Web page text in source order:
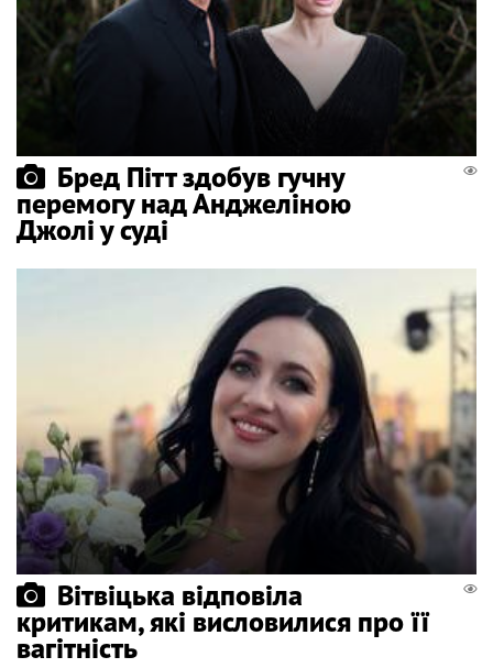
Бред Пітт здобув гучну
перемогу над Анджеліною
Джолі у суді
Вітвіцька відповіла
критикам, які висловилися про її
вагітність